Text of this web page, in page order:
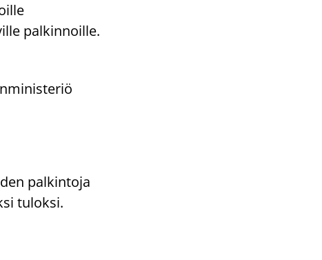
palkinnoille.
palkintoja
tuloksi.